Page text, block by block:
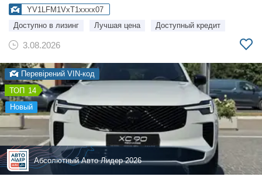
YV1LFM1VxT1xxxx07
Доступно в лизинг
Лучшая цена Доступный кредит
3.08.2026
Перевірений VIN-код
14
новый
Абсолютный Авто Лидер 2026